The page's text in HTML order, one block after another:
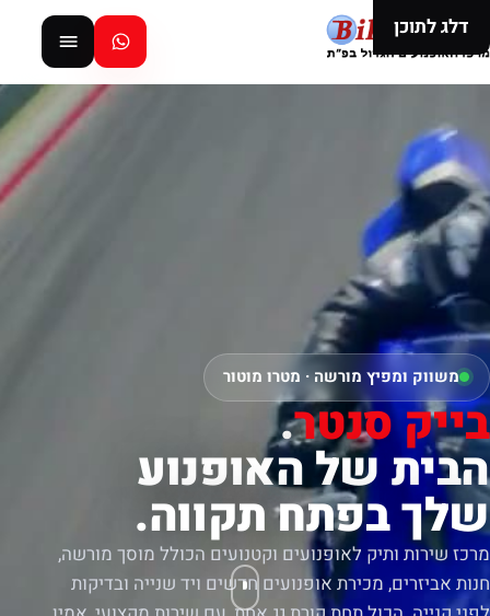
דלג לתוכן
משווק ומפיץ מורשה · מטרו מוטור
בייק סנטר.
הבית של האופנוע
שלך בפתח תקווה.
מרכז שירות ותיק לאופנועים וקטנועים הכולל מוסך מורשה,
חנות אביזרים, מכירת אופנועים חדשים ויד שנייה ובדיקות